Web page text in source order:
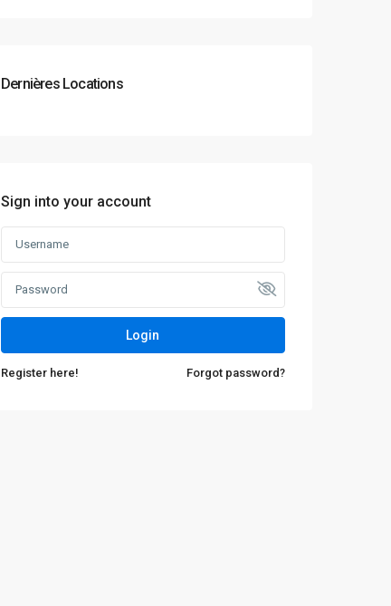
Dernières Locations
Sign into your account
Login
Register here! Forgot password?